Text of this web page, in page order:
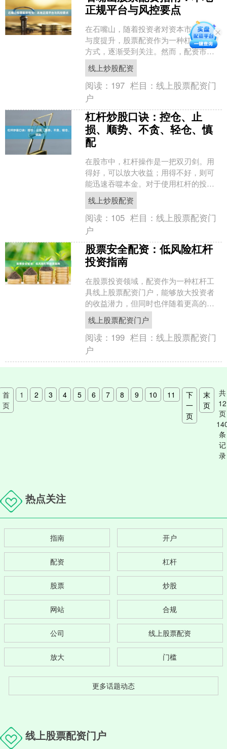
正规平台与风控要点
在石嘴山，随着投资者对资本市场的参
与度提升，股票配资作为一种杠杆投资
方式，逐渐受到关注。然而，配资市场
鱼龙混杂，如何选择本地正规平台、掌
握风控要点，是每位投资者....
线上炒股配资
阅读： 197 栏目：线上股票配资门
户
杠杆炒股口诀：控仓、止
损、顺势、不贪、轻仓、慎
配
在股市中，杠杆操作是一把双刃剑。用
得好，可以放大收益；用得不好，则可
能迅速吞噬本金。对于使用杠杆的投资
者来说，牢记“控仓、止损、顺势、不
贪、轻仓、慎配”这六字口....
线上炒股配资
阅读： 105 栏目：线上股票配资门
户
股票安全配资：低风险杠杆
投资指南
在股票投资领域，配资作为一种杠杆工
具线上股票配资门户，能够放大投资者
的收益潜力，但同时也伴随着更高的风
险。对于追求稳健收益的投资者而言，
如何实现“安全配资”成为....
线上股票配资门户
阅读： 199 栏目：线上股票配资门
户
首
页
1 2 3 4 5 6 7 8 9 10 11
下
一
页
末
页
共
12
页
条
记
录
热点关注
指南 开户
配资 杠杆
股票 炒股
网站 合规
公司 线上股票配资
放大 门槛
更多话题动态
线上股票配资门户